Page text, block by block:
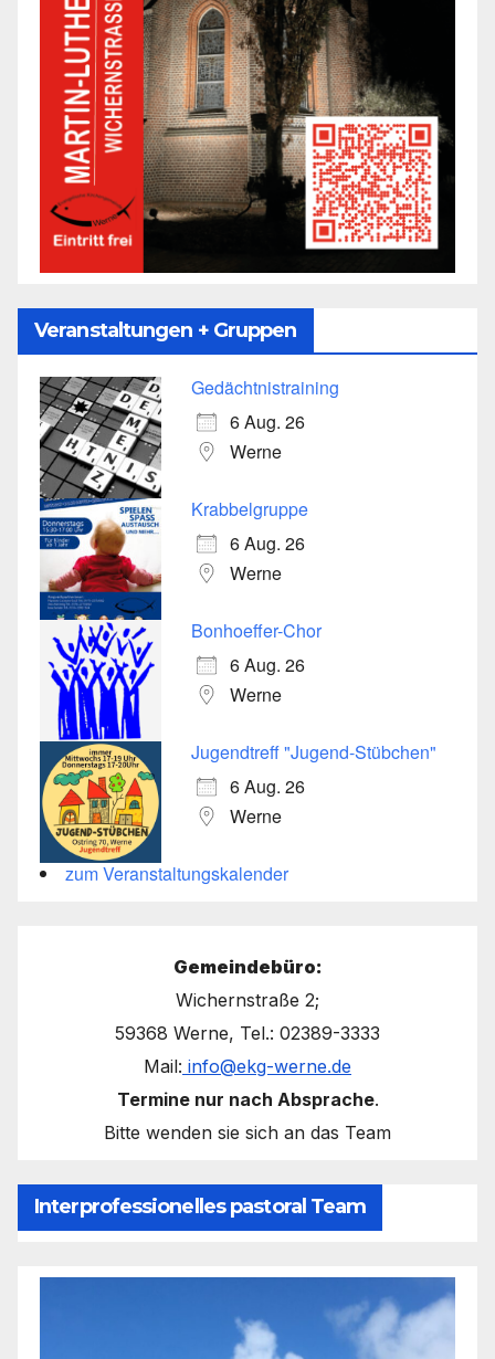
Veranstaltungen + Gruppen
Gedächtnistraining
6 Aug. 26
Werne
Krabbelgruppe
6 Aug. 26
Werne
Bonhoeffer-Chor
6 Aug. 26
Werne
Jugendtreff "Jugend-Stübchen"
6 Aug. 26
Werne
zum Veranstaltungskalender
Gemeindebüro:
Wichernstraße 2;
59368 Werne, Tel.: 02389-3333
Mail: info@ekg-werne.de
Termine nur nach Absprache.
Bitte wenden sie sich an das Team
Interprofessionelles pastoral Team